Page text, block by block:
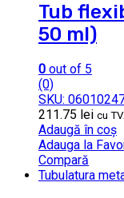
Tub
50 ml)
0 out of 5
(0)
SKU:
211.75 lei cu
Adaugă în coș
Adauga la
Compară
Tubulatura